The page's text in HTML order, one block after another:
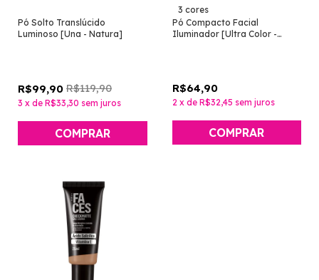
Pó Solto Translúcido
Luminoso [Una - Natura]
R$99,90 R$119,90
3 x de R$33,30 sem juros
3 cores
Pó Compacto Facial
Iluminador [Ultra Color -
R$64,90
2 x de R$32,45 sem juros
COMPRAR